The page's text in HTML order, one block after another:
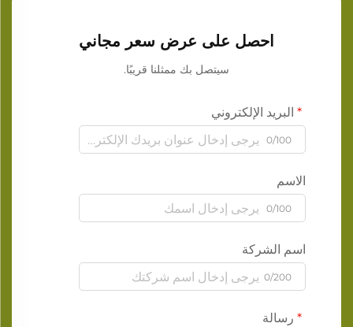
احصل على عرض سعر مجاني
سيتصل بك ممثلنا قريبًا.
البريد الإلكتروني
0/100
الاسم
0/100
اسم الشركة
0/200
رسالة